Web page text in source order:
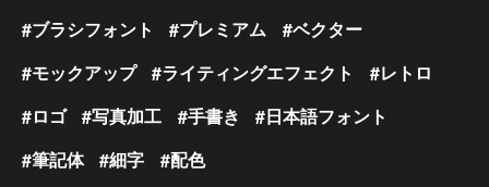
ブラシフォント
プレミアム
ベクター
モックアップ
ライティングエフェクト
レトロ
ロゴ
写真加工 手書き
日本語フォント
筆記体
細字 配色